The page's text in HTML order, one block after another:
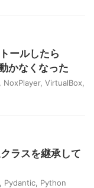
ールしたら
かなくなった
NoxPlayer, VirtualBox
ラスを継承して
Pydantic Python